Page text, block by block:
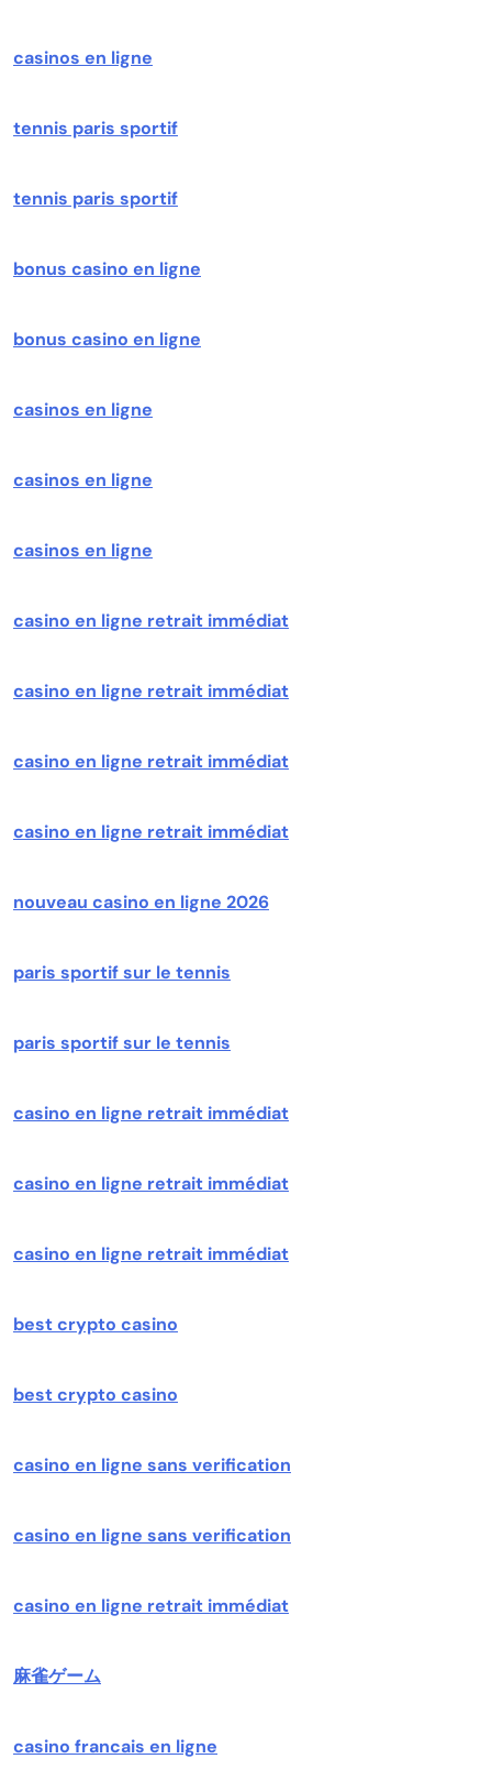
casinos en ligne
tennis paris sportif
tennis paris sportif
bonus casino en ligne
bonus casino en ligne
casinos en ligne
casinos en ligne
casinos en ligne
casino en ligne retrait immédiat
casino en ligne retrait immédiat
casino en ligne retrait immédiat
casino en ligne retrait immédiat
nouveau casino en ligne 2026
paris sportif sur le tennis
paris sportif sur le tennis
casino en ligne retrait immédiat
casino en ligne retrait immédiat
casino en ligne retrait immédiat
best crypto casino
best crypto casino
casino en ligne sans verification
casino en ligne sans verification
casino en ligne retrait immédiat
麻雀ゲーム
casino francais en ligne